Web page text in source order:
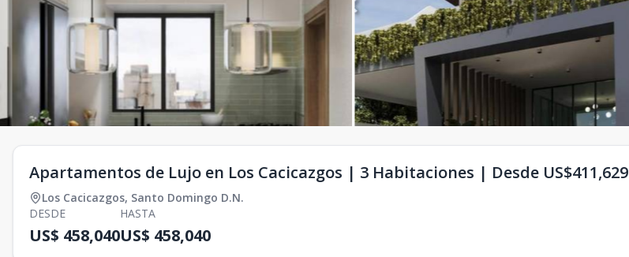
Apartamentos de Lujo en Los Cacicazgos | 3 Habitaciones | Desde US$411,629
Los Cacicazgos, Santo Domingo D.N.
DESDE
US$ 458,040
HASTA
US$ 458,040